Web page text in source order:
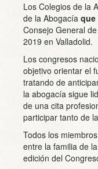
Los Colegios de la
de la Abogacía que
Consejo General
2019 en Valladolid.
Los congresos
objetivo orientar el
tratando de
la abogacía sigue
de una cita
participar tanto de
Todos los
entre la familia de
edición del